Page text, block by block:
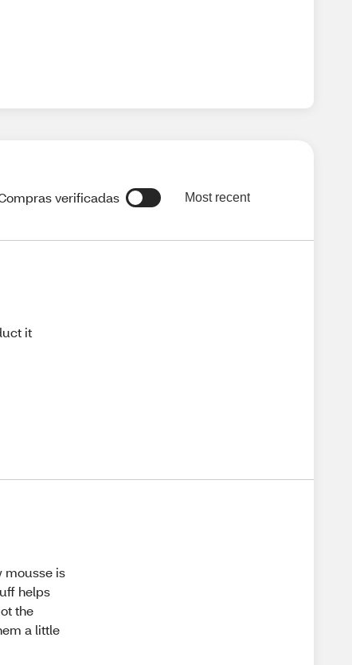
verificadas Most recent
it
mousse is
helps
the
a little